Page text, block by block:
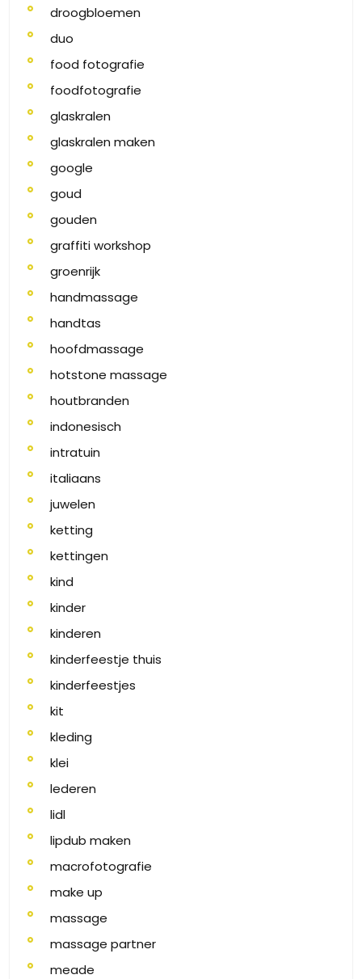
droogbloemen
duo
food fotografie
foodfotografie
glaskralen
glaskralen maken
google
goud
gouden
graffiti workshop
groenrijk
handmassage
handtas
hoofdmassage
hotstone massage
houtbranden
indonesisch
intratuin
italiaans
juwelen
ketting
kettingen
kind
kinder
kinderen
kinderfeestje thuis
kinderfeestjes
kit
kleding
klei
lederen
lidl
lipdub maken
macrofotografie
make up
massage
massage partner
meade